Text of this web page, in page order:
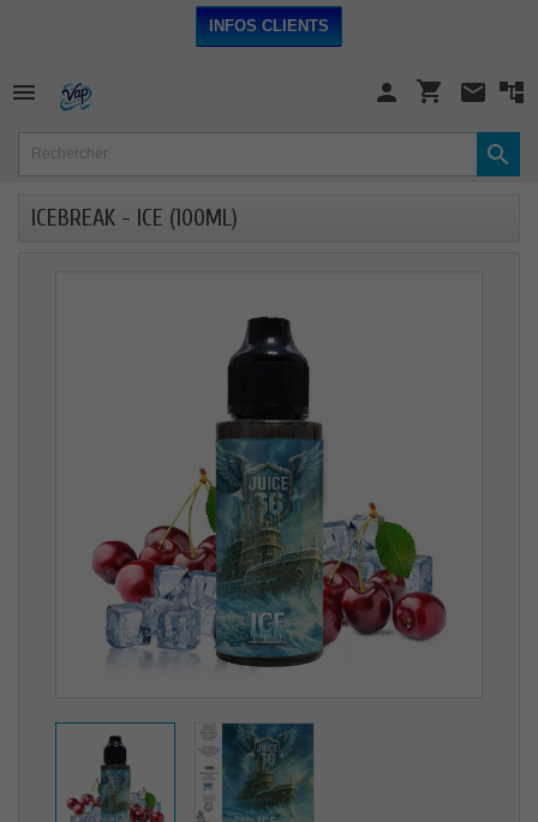
INFOS CLIENTS
 mail 
shopping_cart
person

ICEBREAK - ICE (100ML)